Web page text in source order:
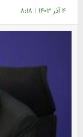
۴ آذر ۱۴۰۳ | ۸:۱۸